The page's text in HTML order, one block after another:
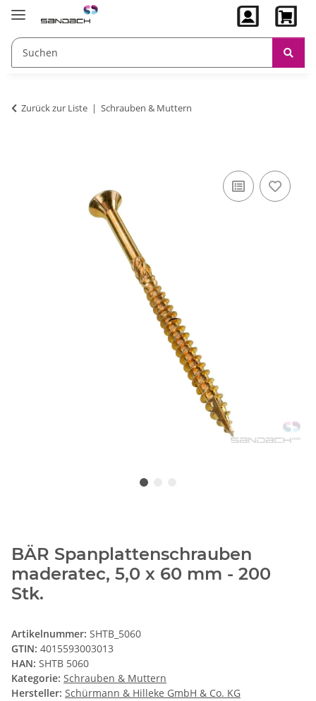
Zurück zur Liste Schrauben & Muttern
BÄR Spanplattenschrauben
maderatec, 5,0 x 60 mm - 200
Stk.
Artikelnummer: SHTB_5060
GTIN: 4015593003013
HAN: SHTB 5060
Kategorie: Schrauben & Muttern
Hersteller: Schürmann & Hilleke GmbH & Co. KG